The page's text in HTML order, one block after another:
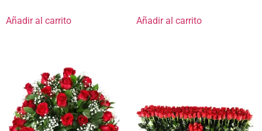
Añadir al carrito Añadir al carrito